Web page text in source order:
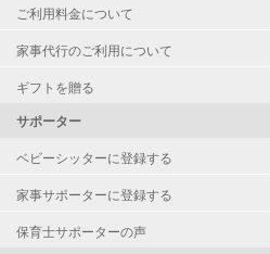
ご利用料金について
家事代行のご利用について
ギフトを贈る
サポーター
ベビーシッターに登録する
家事サポーターに登録する
保育士サポーターの声